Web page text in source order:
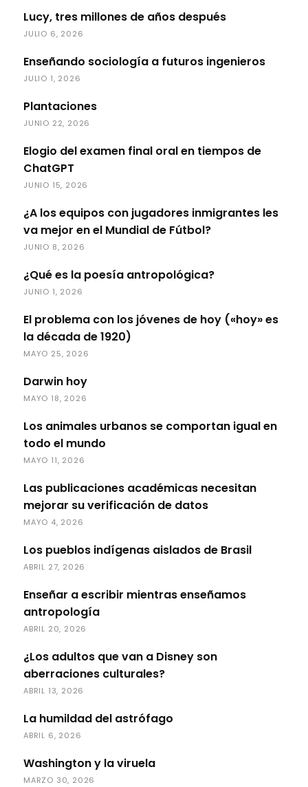
Lucy, tres millones de años después
JULIO 6, 2026
Enseñando sociología a futuros ingenieros
JULIO 1, 2026
Plantaciones
JUNIO 22, 2026
Elogio del examen final oral en tiempos de
ChatGPT
JUNIO 15, 2026
¿A los equipos con jugadores inmigrantes les
va mejor en el Mundial de Fútbol?
JUNIO 8, 2026
¿Qué es la poesía antropológica?
JUNIO 1, 2026
El problema con los jóvenes de hoy («hoy» es
la década de 1920)
MAYO 25, 2026
Darwin hoy
MAYO 18, 2026
Los animales urbanos se comportan igual en
todo el mundo
MAYO 11, 2026
Las publicaciones académicas necesitan
mejorar su verificación de datos
MAYO 4, 2026
Los pueblos indígenas aislados de Brasil
ABRIL 27, 2026
Enseñar a escribir mientras enseñamos
antropología
ABRIL 20, 2026
¿Los adultos que van a Disney son
aberraciones culturales?
ABRIL 13, 2026
La humildad del astrófago
ABRIL 6, 2026
Washington y la viruela
MARZO 30, 2026